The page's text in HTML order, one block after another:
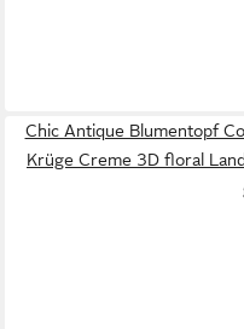
Chic Antique Blumentopf
Krüge Creme 3D floral